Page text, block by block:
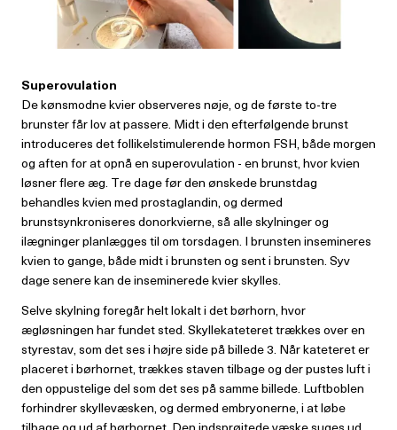
Superovulation
De kønsmodne kvier observeres nøje, og de første to-tre
brunster får lov at passere. Midt i den efterfølgende brunst
introduceres det follikelstimulerende hormon FSH, både morgen
og aften for at opnå en superovulation - en brunst, hvor kvien
løsner flere æg. Tre dage før den ønskede brunstdag
behandles kvien med prostaglandin, og dermed
brunstsynkroniseres donorkvierne, så alle skylninger og
ilægninger planlægges til om torsdagen. I brunsten insemineres
kvien to gange, både midt i brunsten og sent i brunsten. Syv
dage senere kan de inseminerede kvier skylles.
Selve skylning foregår helt lokalt i det børhorn, hvor
ægløsningen har fundet sted. Skyllekateteret trækkes over en
styrestav, som det ses i højre side på billede 3. Når kateteret er
placeret i børhornet, trækkes staven tilbage og der pustes luft i
den oppustelige del som det ses på samme billede. Luftboblen
forhindrer skyllevæsken, og dermed embryonerne, i at løbe